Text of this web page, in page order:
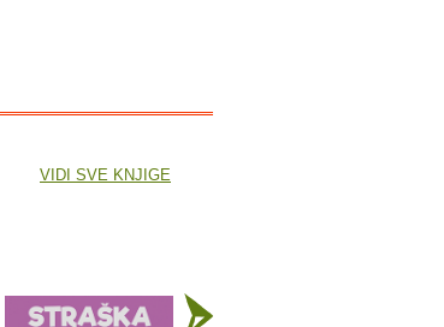
VIDI SVE KNJIGE